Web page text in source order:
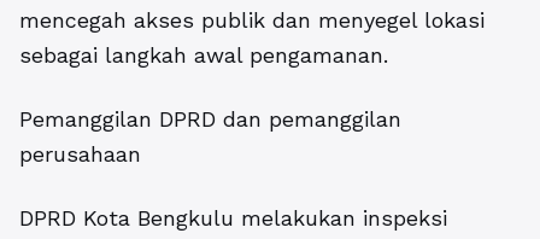
mencegah akses publik dan menyegel lokasi
sebagai langkah awal pengamanan.
Pemanggilan DPRD dan pemanggilan
perusahaan
DPRD Kota Bengkulu melakukan inspeksi